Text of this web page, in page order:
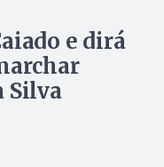
e dirá
Silva